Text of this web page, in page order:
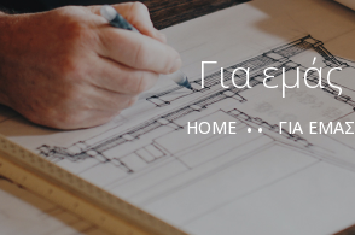
Για εμάς
HOME ΓΙΑ ΕΜΆΣ